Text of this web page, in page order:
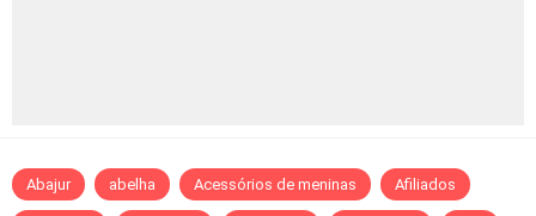
Abajur abelha Acessórios de meninas Afiliados